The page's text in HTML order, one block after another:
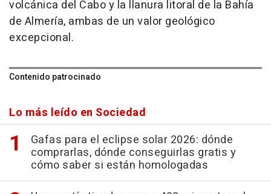
volcánica del Cabo y la llanura litoral de la Bahía
de Almería, ambas de un valor geológico
excepcional.
Contenido patrocinado
Lo más leído en Sociedad
Gafas para el eclipse solar 2026: dónde
comprarlas, dónde conseguirlas gratis y
cómo saber si están homologadas